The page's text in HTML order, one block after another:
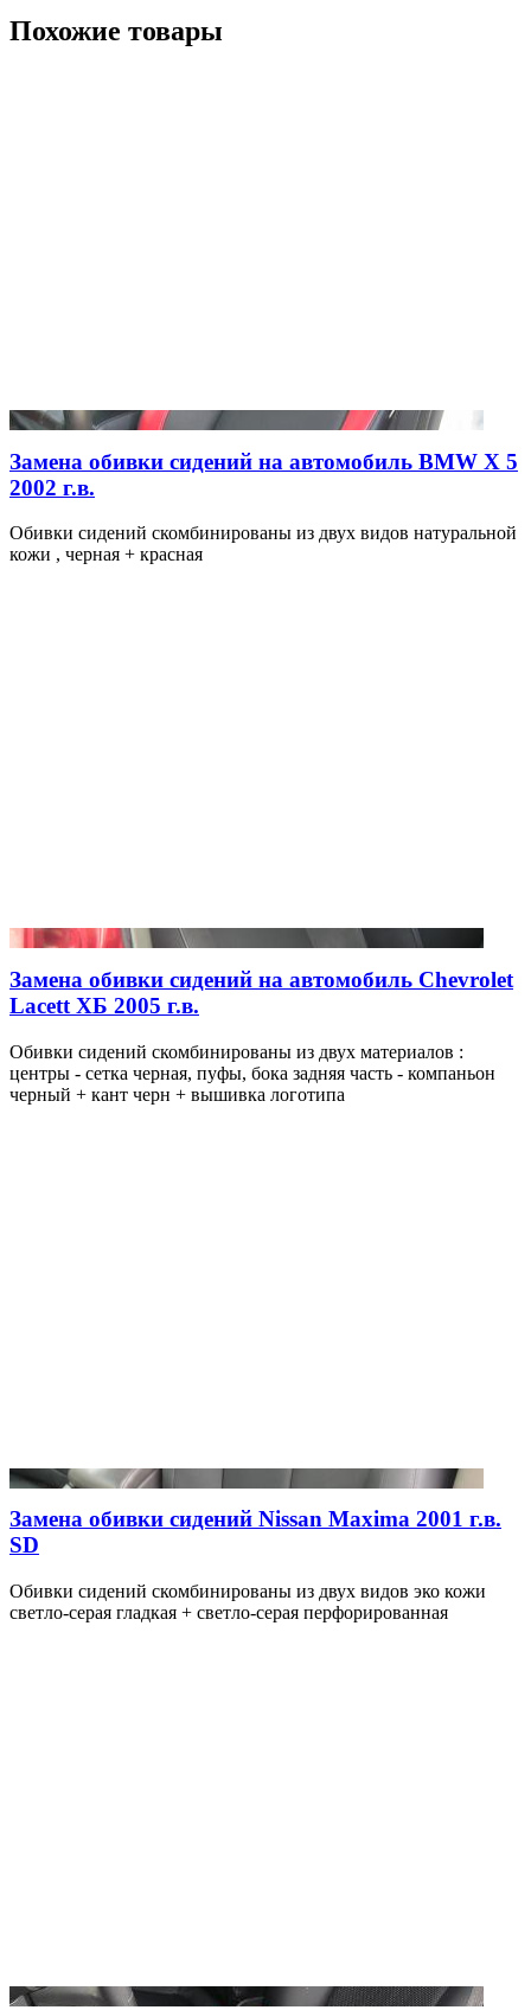
Похожие товары
Замена обивки сидений на автомобиль BMW X 5
2002 г.в.
Обивки сидений скомбинированы из двух видов натуральной
кожи , черная + красная
Замена обивки сидений на автомобиль Chevrolet
Lacett ХБ 2005 г.в.
Обивки сидений скомбинированы из двух материалов :
центры - сетка черная, пуфы, бока задняя часть - компаньон
черный + кант черн + вышивка логотипа
Замена обивки сидений Nissan Maxima 2001 г.в.
SD
Обивки сидений скомбинированы из двух видов эко кожи
светло-серая гладкая + светло-серая перфорированная